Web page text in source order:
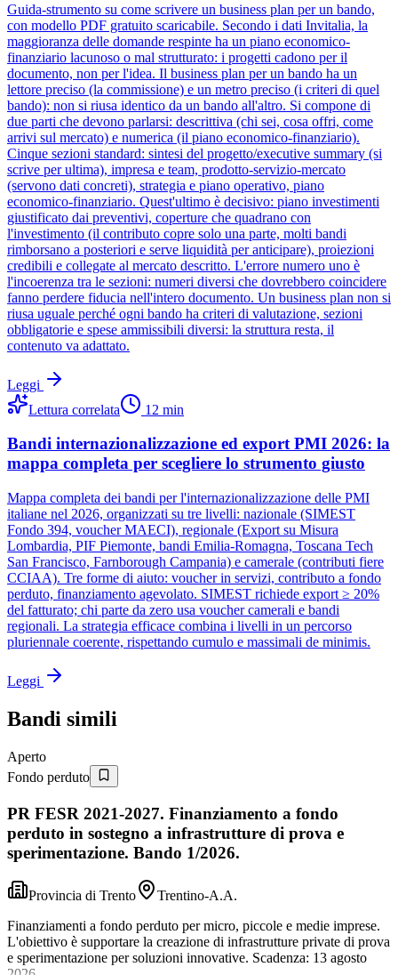
Guida-strumento su come scrivere un business plan per un bando,
con modello PDF gratuito scaricabile. Secondo i dati Invitalia, la
maggioranza delle domande respinte ha un piano economico-
finanziario lacunoso o mal strutturato: i progetti cadono per il
documento, non per l'idea. Il business plan per un bando ha un
lettore preciso (la commissione) e un metro preciso (i criteri di quel
bando): non si riusa identico da un bando all'altro. Si compone di
due parti che devono parlarsi: descrittiva (chi sei, cosa offri, come
arrivi sul mercato) e numerica (il piano economico-finanziario).
Cinque sezioni standard: sintesi del progetto/executive summary (si
scrive per ultima), impresa e team, prodotto-servizio-mercato
(servono dati concreti), strategia e piano operativo, piano
economico-finanziario. Quest'ultimo è decisivo: piano investimenti
giustificato dai preventivi, coperture che quadrano con
l'investimento (il contributo copre solo una parte, molti bandi
rimborsano a posteriori e serve liquidità per anticipare), proiezioni
credibili e collegate al mercato descritto. L'errore numero uno è
l'incoerenza tra le sezioni: numeri diversi che dovrebbero coincidere
fanno perdere fiducia nell'intero documento. Un business plan non si
riusa uguale perché ogni bando ha criteri di valutazione, sezioni
obbligatorie e spese ammissibili diversi: la struttura resta, il
contenuto va adattato.
Leggi
Lettura correlata
12 min
Bandi internazionalizzazione ed export PMI 2026: la
mappa completa per scegliere lo strumento giusto
Mappa completa dei bandi per l'internazionalizzazione delle PMI
italiane nel 2026, organizzati su tre livelli: nazionale (SIMEST
Fondo 394, voucher MAECI), regionale (Export su Misura
Lombardia, PIF Piemonte, bandi Emilia-Romagna, Toscana Tech
San Francisco, Farnborough Campania) e camerale (contributi fiere
CCIAA). Tre forme di aiuto: voucher in servizi, contributo a fondo
perduto, finanziamento agevolato. SIMEST richiede export ≥ 20%
del fatturato; chi parte da zero usa voucher camerali e bandi
regionali. La strategia efficace combina i livelli in un percorso
pluriennale coerente, rispettando cumulo e massimali de minimis.
Leggi
Bandi simili
Aperto
Fondo perduto
PR FESR 2021-2027. Finanziamento a fondo
perduto in sostegno a infrastrutture di prova e
sperimentazione. Bando 1/2026.
Provincia di Trento
Trentino-A.A.
Finanziamenti a fondo perduto per micro, piccole e medie imprese.
L'obiettivo è supportare la creazione di infrastrutture private di prova
e sperimentazione per soluzioni innovative. Scadenza: 13 agosto